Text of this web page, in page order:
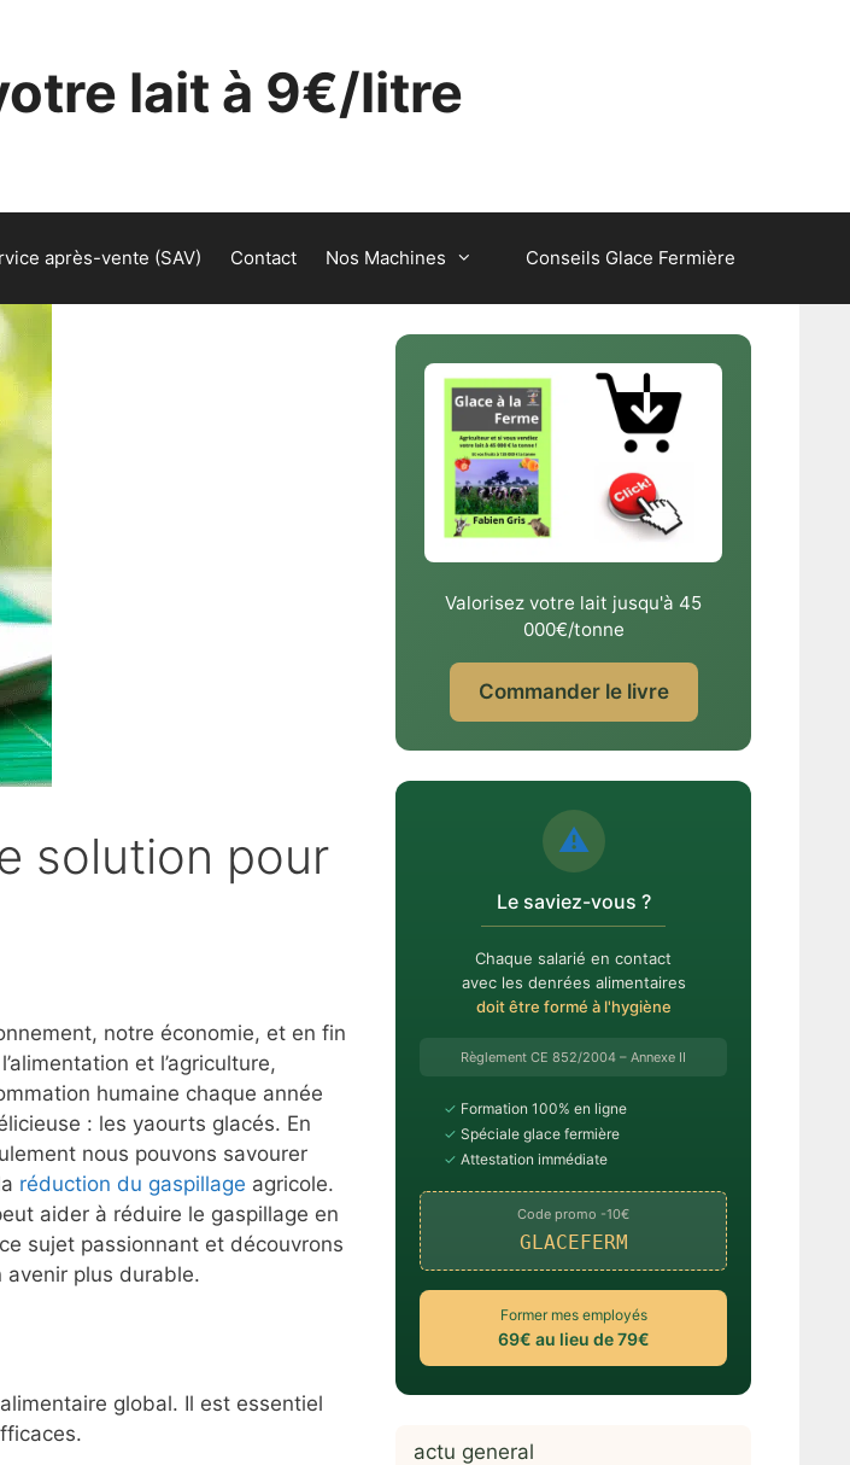
lait à 9€/litre
après-vente (SAV) Contact Nos Machines Conseils Glace Fermière
solution pour
notre économie, et en fin
et l’agriculture,
humaine chaque année
: les yaourts glacés. En
nous pouvons savourer
réduction du gaspillage agricole.
aider à réduire le gaspillage en
sujet passionnant et découvrons
plus durable.
global. Il est essentiel
Valorisez votre lait jusqu'à 45
000€/tonne
Commander le livre
⚠️
Le saviez-vous ?
Chaque salarié en contact
avec les denrées alimentaires
doit être formé à l'hygiène
Règlement CE 852/2004 – Annexe II
✓ Formation 100% en ligne
✓ Spéciale glace fermière
✓ Attestation immédiate
Code promo -10€
GLACEFERM
Former mes employés
69€ au lieu de 79€
actu general